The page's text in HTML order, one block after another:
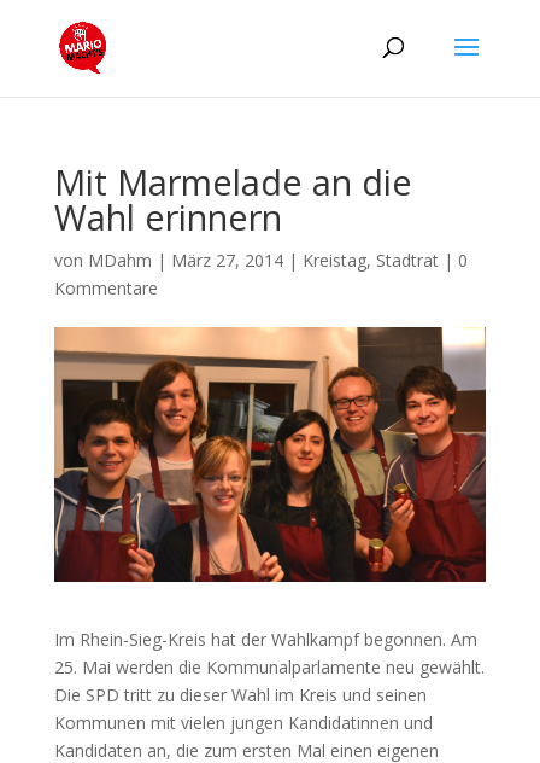
Mit Marmelade an die
Wahl erinnern
von MDahm | März 27, 2014| Kreistag, Stadtrat| 0
Kommentare
Im Rhein-Sieg-Kreis hat der Wahlkampf begonnen. Am
25. Mai werden die Kommunalparlamente neu gewählt.
Die SPD tritt zu dieser Wahl im Kreis und seinen
Kommunen mit vielen jungen Kandidatinnen und
Kandidaten an, die zum ersten Mal einen eigenen